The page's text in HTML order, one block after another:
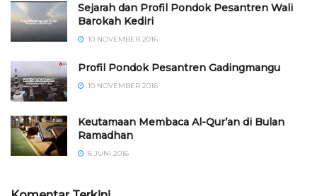
Sejarah dan Profil Pondok Pesantren Wali
Barokah Kediri
10 NOVEMBER 2016
⁠⁠⁠Profil Pondok Pesantren Gadingmangu
10 NOVEMBER 2016
Keutamaan Membaca Al-Qur’an di Bulan
Ramadhan
8 JUNI 2016